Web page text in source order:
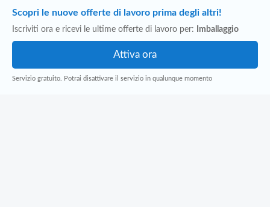
Scopri le nuove offerte di lavoro prima degli altri!
Iscriviti ora e ricevi le ultime offerte di lavoro per: Imballaggio
Servizio gratuito. Potrai disattivare il servizio in qualunque momento